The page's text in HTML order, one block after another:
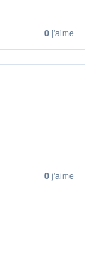
0j'aime
0j'aime